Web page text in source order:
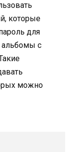
которые
для
альбомы с
можно